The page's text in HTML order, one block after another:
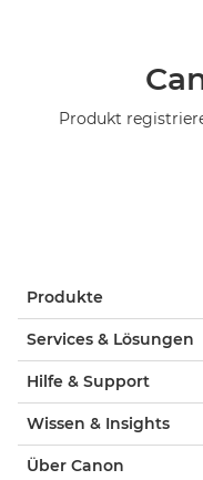
Produkt
Produkte
Services & Lösungen
Hilfe & Support
Wissen & Insights
Über Canon